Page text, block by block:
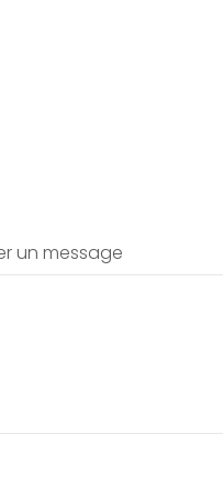
un message